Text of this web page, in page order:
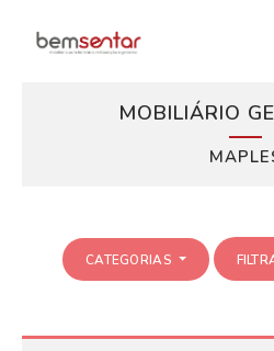
MOBILIÁRIO
CATEGORIAS